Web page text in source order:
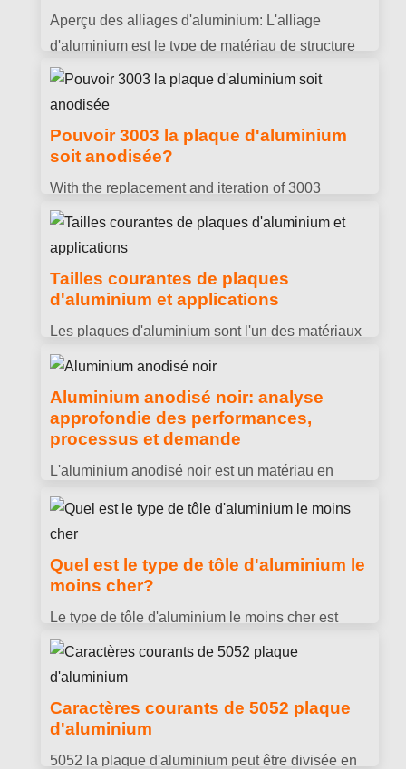
Aperçu des alliages d'aluminium: L'alliage
d'aluminium est le type de matériau de structure
en métal non ferreux le plus largement utilisé
dans l'industrie.. Il a été largement utilisé dans
machines, construction navale et industries
Pouvoir 3003 la plaque d'aluminium
soit anodisée?
With the replacement and iteration of3003
performances de la plaque d'aluminium, qualité et
divers processus, de plus en plus de personnes
plaque d'aluminium!
Tailles courantes de plaques
d'aluminium et applications
Les plaques d'aluminium sont l'un des matériaux
métalliques les plus courants et sont largement
aérospatiale et autres domaines.
Aluminium anodisé noir: analyse
approfondie des performances,
processus et demande
L'aluminium anodisé noir est un matériau en
aluminium qui présente un aspect noir après un
traitement spécial..
Quel est le type de tôle d'aluminium le
moins cher?
Le type de tôle d'aluminium le moins cher est
généralement 1000 feuille d'aluminium de série,
qui est une feuille d'aluminium pure. Parce que ce
composants en alliage
Caractères courants de 5052 plaque
d'aluminium
5052 la plaque d'aluminium peut être divisée en